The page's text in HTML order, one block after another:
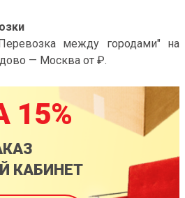
между городами" на
— Москва от ₽.
КАБИНЕТ